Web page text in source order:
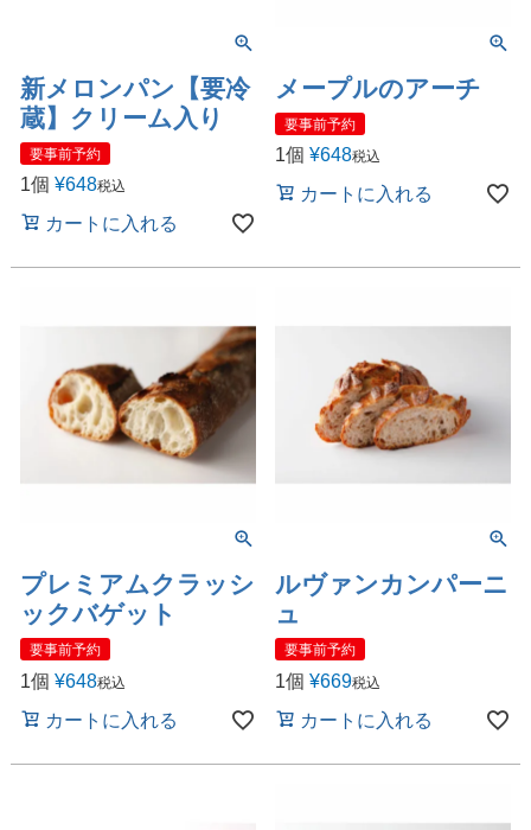
新メロンパン【要冷
蔵】クリーム入り
要事前予約
1個 ¥648税込
カートに入れる
メープルのアーチ
要事前予約
1個 ¥648税込
カートに入れる
プレミアムクラッシ
ックバゲット
要事前予約
1個 ¥648税込
カートに入れる
ルヴァンカンパーニ
ュ
要事前予約
1個 ¥669税込
カートに入れる